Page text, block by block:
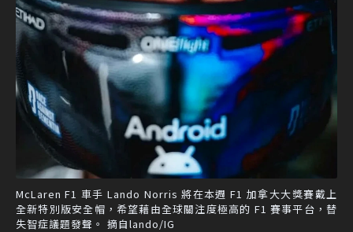
McLaren F1 車手 Lando Norris 將在本週 F1 加拿大大獎賽戴上
全新特別版安全帽，希望藉由全球關注度極高的 F1 賽事平台，替
失智症議題發聲。 摘自lando/IG